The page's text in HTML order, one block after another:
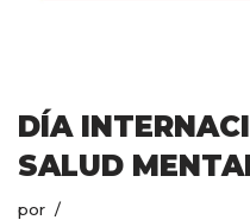
DÍA
SALUD
por